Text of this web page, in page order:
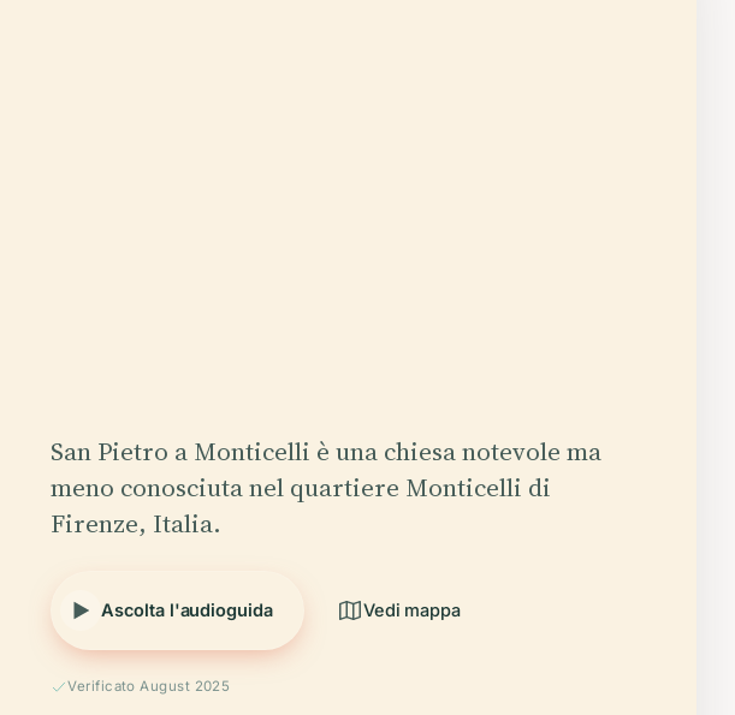
San Pietro a Monticelli è una chiesa notevole ma
meno conosciuta nel quartiere Monticelli di
Firenze, Italia.
Ascolta l'audioguida Vedi mappa
Verificato August 2025